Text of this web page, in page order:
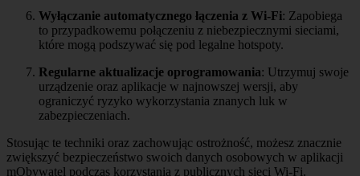
Wyłączanie automatycznego łączenia z Wi-Fi: Zapobiega
to przypadkowemu połączeniu z niebezpiecznymi sieciami,
które mogą podszywać się pod legalne hotspoty.
Regularne aktualizacje oprogramowania: Utrzymuj swoje
urządzenie oraz aplikacje w najnowszej wersji, aby
ograniczyć ryzyko wykorzystania znanych luk w
zabezpieczeniach.
Stosując te techniki oraz zachowując ostrożność, możesz znacznie
zwiększyć bezpieczeństwo swoich danych osobowych w aplikacji
mObywatel podczas korzystania z publicznych sieci Wi-Fi.